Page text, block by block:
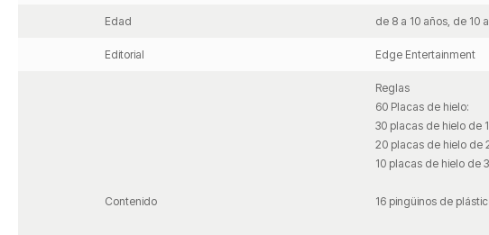
Edad de 8 a 10 años, de 10
Editorial Edge Entertainment
Contenido
Reglas
60 Placas de hielo:
30 placas de hielo de
20 placas de hielo de
10 placas de hielo de
16 pingüinos de